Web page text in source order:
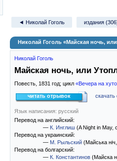
◄ Николай Гоголь издания
Николай Гоголь «Майская ночь,
Николай Гоголь
Майская ночь, или
Повесть, 1831 год; цикл «Вечера на
читать отрывок скачать
Язык написания: русский
Перевод на английский:
— К. Инглиш (A Night in May,
Перевод на украинский:
— М. Рыльский (Майська
Перевод на болгарский:
— К. Константинов (Майска